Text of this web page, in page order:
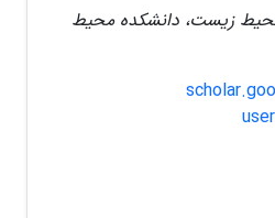
زیست، دانشکده محیط